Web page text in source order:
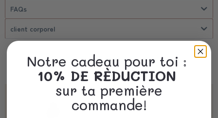
FAQs
client corporel
Vous aimerez aussi
Notre cadeau pour toi :
10% DE RÈDUCTION
sur ta première
commande!